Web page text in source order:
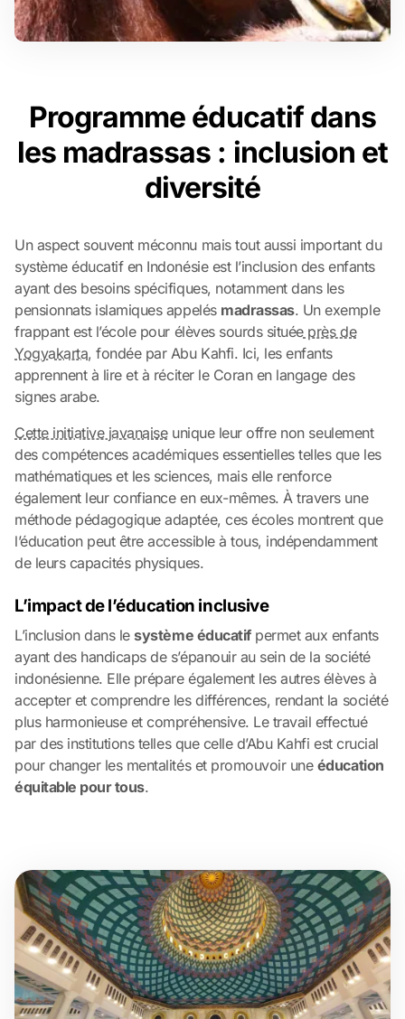
Programme éducatif dans
les madrassas : inclusion et
diversité
Un aspect souvent méconnu mais tout aussi important du
système éducatif en Indonésie est l’inclusion des enfants
ayant des besoins spécifiques, notamment dans les
pensionnats islamiques appelés madrassas. Un exemple
frappant est l’école pour élèves sourds situéeprès de
Yogyakarta, fondée par Abu Kahfi. Ici, les enfants
apprennent à lire et à réciter le Coran en langage des
signes arabe.
Cette initiative javanaiseunique leur offre non seulement
des compétences académiques essentielles telles que les
mathématiques et les sciences, mais elle renforce
également leur confiance en eux-mêmes. À travers une
méthode pédagogique adaptée, ces écoles montrent que
l’éducation peut être accessible à tous, indépendamment
de leurs capacités physiques.
L’impact de l’éducation inclusive
L’inclusion dans lesystème éducatifpermet aux enfants
ayant des handicaps de s’épanouir au sein de la société
indonésienne. Elle prépare également les autres élèves à
accepter et comprendre les différences, rendant la société
plus harmonieuse et compréhensive. Le travail effectué
par des institutions telles que celle d’Abu Kahfi est crucial
pour changer les mentalités et promouvoir une éducation
équitable pour tous.